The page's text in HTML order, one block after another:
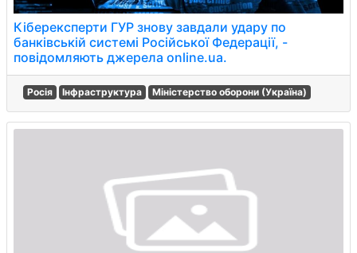
Кіберексперти ГУР знову завдали удару по
банківській системі Російської Федерації, -
повідомляють джерела online.ua.
Росія Інфраструктура Міністерство оборони (Україна)